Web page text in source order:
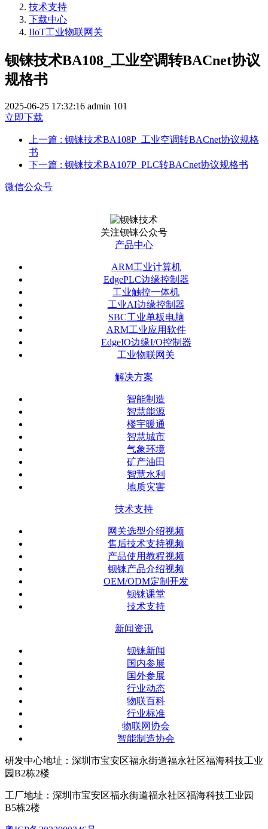
技术支持
下载中心
IIoT工业物联网关
钡铼技术BA108_工业空调转BACnet协议
规格书
2025-06-25 17:32:16 admin 101
立即下载
上一篇 : 钡铼技术BA108P_工业空调转BACnet协议规格
书
下一篇 : 钡铼技术BA107P_PLC转BACnet协议规格书
微信公众号
关注钡铼公众号
产品中心
ARM工业计算机
EdgePLC边缘控制器
工业触控一体机
工业AI边缘控制器
SBC工业单板电脑
ARM工业应用软件
EdgeIO边缘I/O控制器
工业物联网关
解决方案
智能制造
智慧能源
楼宇暖通
智慧城市
气象环境
矿产油田
智慧水利
地质灾害
技术支持
网关选型介绍视频
售后技术支持视频
产品使用教程视频
钡铼产品介绍视频
OEM/ODM定制开发
钡铼课堂
技术支持
新闻资讯
钡铼新闻
国内参展
国外参展
行业动态
物联百科
行业标准
物联网协会
智能制造协会
研发中心地址：深圳市宝安区福永街道福永社区福海科技工业
园B2栋2楼
工厂地址：深圳市宝安区福永街道福永社区福海科技工业园
B5栋2楼